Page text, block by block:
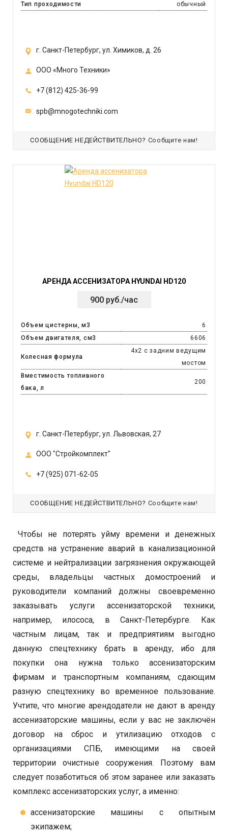
Тип проходимости
обычный
г. Санкт-Петербург, ул. Химиков, д. 26
ООО «Много Техники»
+7 (812) 425-36-99
spb@mnogotechniki.com
СООБЩЕНИЕ НЕДЕЙСТВИТЕЛЬНО? Сообщите нам!
АРЕНДА АССЕНИЗАТОРА HYUNDAI HD120
900 руб./час
Объем цистерны, м3
6
Объем двигателя, см3
6606
Колесная формула
4х2 с задним ведущим
мостом
Вместимость топливного
бака, л
200
г. Санкт-Петербург, ул. Львовская, 27
ООО "Стройкомплект"
+7 (925) 071-62-05
СООБЩЕНИЕ НЕДЕЙСТВИТЕЛЬНО? Сообщите нам!
Чтобы не потерять уйму времени и денежных
средств на устранение аварий в канализационной
системе и нейтрализации загрязнения окружающей
среды, владельцы частных домостроений и
руководители компаний должны своевременно
заказывать услуги ассенизаторской техники,
например, илососа, в Санкт-Петербурге. Как
частным лицам, так и предприятиям выгодно
данную спецтехнику брать в аренду, ибо для
покупки она нужна только ассенизаторским
фирмам и транспортным компаниям, сдающим
разную спецтехнику во временное пользование.
Учтите, что многие арендодатели не дают в аренду
ассенизаторские машины, если у вас не заключён
договор на сброс и утилизацию отходов с
организациями СПБ, имеющими на своей
территории очистные сооружения. Поэтому вам
следует позаботиться об этом заранее или заказать
комплекс ассенизаторских услуг, а именно:
ассенизаторские машины с опытным
экипажем;